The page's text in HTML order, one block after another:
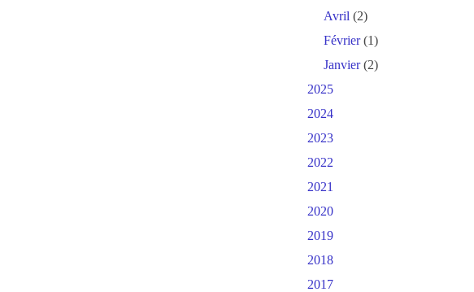
Avril (2)
Février(1)
Janvier(2)
2025
2024
2023
2022
2021
2020
2019
2018
2017